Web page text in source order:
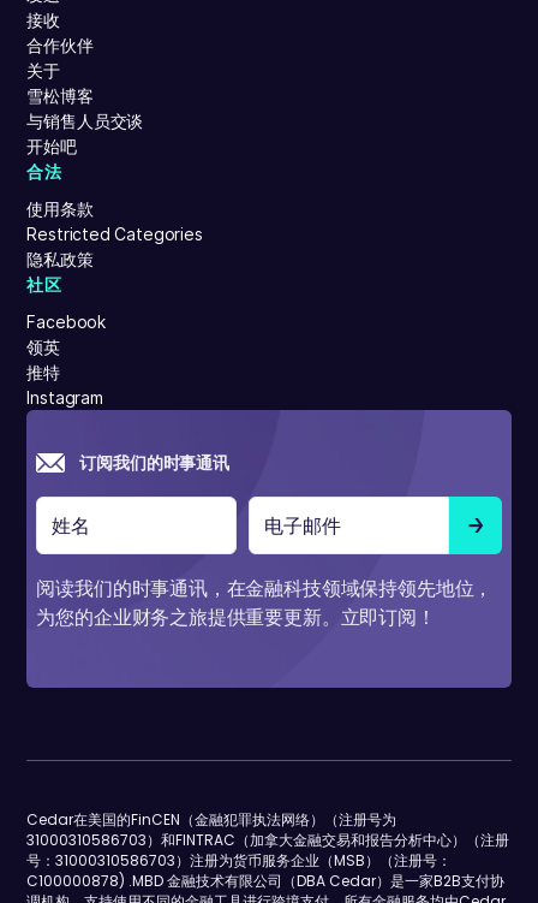
接收
合作伙伴
关于
雪松博客
与销售人员交谈
开始吧
合法
使用条款
Restricted Categories
隐私政策
社区
Facebook
领英
推特
Instagram
订阅我们的时事通讯
阅读我们的时事通讯，在金融科技领域保持领先地位，
为您的企业财务之旅提供重要更新。立即订阅！
Cedar在美国的FinCEN（金融犯罪执法网络）（注册号为
31000310586703）和FINTRAC（加拿大金融交易和报告分析中心）（注册
号：31000310586703）注册为货币服务企业（MSB）（注册号：
C100000878) .MBD 金融技术有限公司（DBA Cedar）是一家B2B支付协